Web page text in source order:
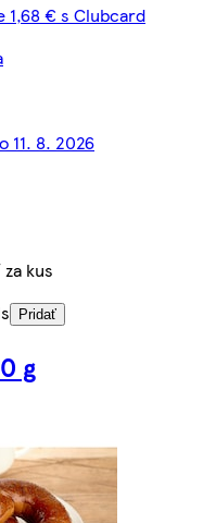
1,68 € s Clubcard
11. 8. 2026
kus
Pridať
g